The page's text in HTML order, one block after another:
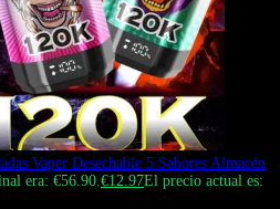
Vaper Desechable 5 Sabores Almacén
era: €56.90.€12.97El precio actual es: